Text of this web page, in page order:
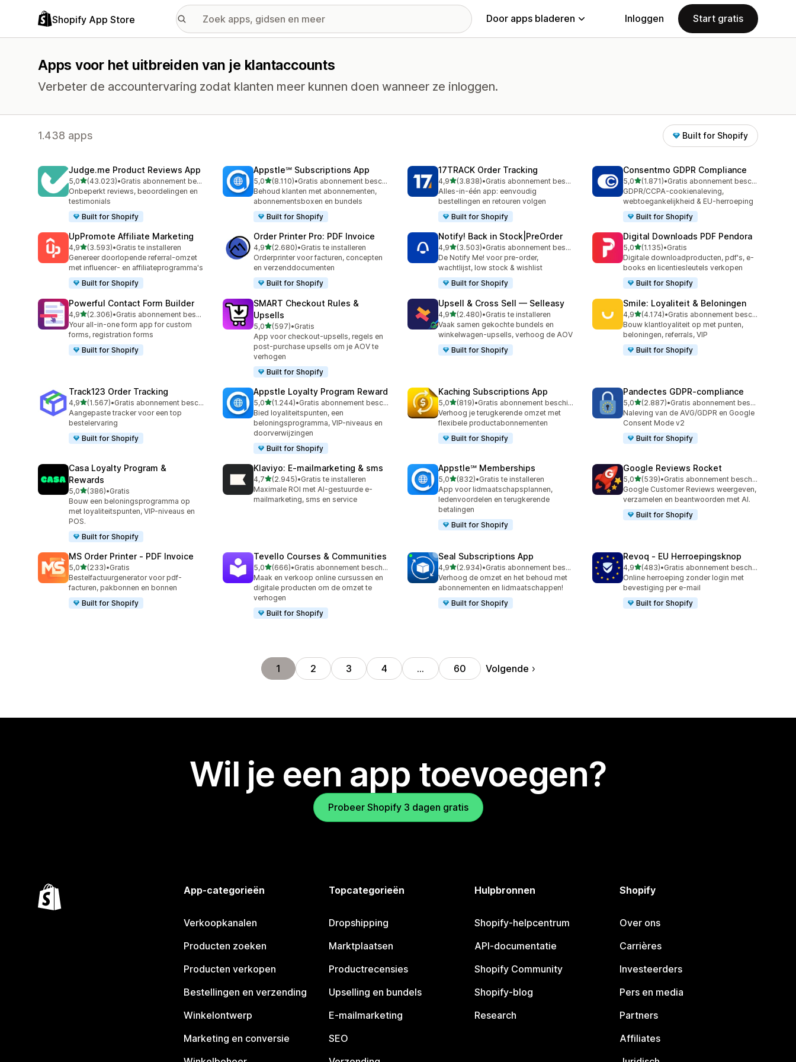
Shopify App Store Door apps bladeren Inloggen Start gratis
Apps voor het uitbreiden van je klantaccounts
Verbeter de accountervaring zodat klanten meer kunnen doen wanneer ze inloggen.
1.438 apps Built for Shopify
Judge.me Product Reviews App
5,0van 5 sterren
(43.023)
43023 recensies in totaal
•
Gratis abonnement beschikbaar
Onbeperkt reviews, beoordelingen en
testimonials
Built for Shopify
Appstle℠ Subscriptions App
5,0van 5 sterren
(8.110)
8110 recensies in totaal
•
Gratis abonnement beschikbaar
Behoud klanten met abonnementen,
abonnementsboxen en bundels
Built for Shopify
17TRACK Order Tracking
4,9van 5 sterren
(3.838)
3838 recensies in totaal
•
Gratis abonnement beschikbaar
Alles-in-één app: eenvoudig
bestellingen en retouren volgen
Built for Shopify
Consentmo GDPR Compliance
5,0van 5 sterren
(1.871)
1871 recensies in totaal
•
Gratis abonnement beschikbaar
GDPR/CCPA-cookienaleving,
webtoegankelijkheid & EU-herroeping
Built for Shopify
UpPromote Affiliate Marketing
4,9van 5 sterren
(3.593)
3593 recensies in totaal
•Gratis te installeren
Genereer doorlopende referral-omzet
met influencer- en affiliateprogramma's
Built for Shopify
Order Printer Pro: PDF Invoice
4,9van 5 sterren
(2.680)
2680 recensies in totaal
•Gratis te installeren
Orderprinter voor facturen, concepten
en verzenddocumenten
Built for Shopify
Notify! Back in Stock|PreOrder
4,9van 5 sterren
(3.503)
3503 recensies in totaal
•
Gratis abonnement beschikbaar
De Notify Me! voor pre-order,
wachtlijst, low stock & wishlist
Built for Shopify
Digital Downloads PDF Pendora
5,0van 5 sterren
(1.135)
1135 recensies in totaal
•Gratis
Digitale downloadproducten, pdf's, e-
books en licentiesleutels verkopen
Built for Shopify
Powerful Contact Form Builder
4,9van 5 sterren
(2.306)
2306 recensies in totaal
•
Gratis abonnement beschikbaar
Your all-in-one form app for custom
forms, registration forms
Built for Shopify
SMART Checkout Rules &
Upsells
5,0van 5 sterren
(597)
597 recensies in totaal
•Gratis
App voor checkout-upsells, regels en
post-purchase upsells om je AOV te
verhogen
Built for Shopify
Upsell & Cross Sell — Selleasy
4,9van 5 sterren
(2.480)
2480 recensies in totaal
•Gratis te installeren
Vaak samen gekochte bundels en
winkelwagen-upsells, verhoog de AOV
Built for Shopify
Smile: Loyaliteit & Beloningen
4,9van 5 sterren
(4.174)
4174 recensies in totaal
•
Gratis abonnement beschikbaar
Bouw klantloyaliteit op met punten,
beloningen, referrals, VIP
Built for Shopify
Track123 Order Tracking
4,9van 5 sterren
(1.567)
1567 recensies in totaal
•
Gratis abonnement beschikbaar
Aangepaste tracker voor een top
bestelervaring
Built for Shopify
Appstle Loyalty Program Reward
5,0van 5 sterren
(1.244)
1244 recensies in totaal
•
Gratis abonnement beschikbaar
Bied loyaliteitspunten, een
beloningsprogramma, VIP-niveaus en
doorverwijzingen
Built for Shopify
Kaching Subscriptions App
5,0van 5 sterren
(819)
819 recensies in totaal
•
Gratis abonnement beschikbaar
Verhoog je terugkerende omzet met
flexibele productabonnementen
Built for Shopify
Pandectes GDPR‑compliance
5,0van 5 sterren
(2.887)
2887 recensies in totaal
•
Gratis abonnement beschikbaar
Naleving van de AVG/GDPR en Google
Consent Mode v2
Built for Shopify
Casa Loyalty Program &
Rewards
5,0van 5 sterren
(386)
386 recensies in totaal
•Gratis
Bouw een beloningsprogramma op
met loyaliteitspunten, VIP-niveaus en
POS.
Built for Shopify
Klaviyo: E‑mailmarketing & sms
4,7van 5 sterren
(2.945)
2945 recensies in totaal
•Gratis te installeren
Maximale ROI met AI-gestuurde e-
mailmarketing, sms en service
Appstle℠ Memberships
5,0van 5 sterren
(832)
832 recensies in totaal
•Gratis te installeren
App voor lidmaatschapsplannen,
ledenvoordelen en terugkerende
betalingen
Built for Shopify
Google Reviews Rocket
5,0van 5 sterren
(539)
539 recensies in totaal
•
Gratis abonnement beschikbaar
Google Customer Reviews weergeven,
verzamelen en beantwoorden met AI.
Built for Shopify
MS Order Printer ‑ PDF Invoice
5,0van 5 sterren
(233)
233 recensies in totaal
•Gratis
Bestelfactuurgenerator voor pdf-
facturen, pakbonnen en bonnen
Built for Shopify
Tevello Courses & Communities
5,0van 5 sterren
(666)
666 recensies in totaal
•
Gratis abonnement beschikbaar
Maak en verkoop online cursussen en
digitale producten om de omzet te
verhogen
Built for Shopify
Seal Subscriptions App
4,9van 5 sterren
(2.934)
2934 recensies in totaal
•
Gratis abonnement beschikbaar
Verhoog de omzet en het behoud met
abonnementen en lidmaatschappen!
Built for Shopify
Revoq ‑ EU Herroepingsknop
4,9van 5 sterren
(483)
483 recensies in totaal
•
Gratis abonnement beschikbaar
Online herroeping zonder login met
bevestiging per e-mail
Built for Shopify
1 2 3 4 … 60 Volgende
Wil je een app toevoegen?
Probeer Shopify 3 dagen gratis
App-categorieën
Verkoopkanalen
Producten zoeken
Producten verkopen
Bestellingen en verzending
Winkelontwerp
Marketing en conversie
Topcategorieën
Dropshipping
Marktplaatsen
Productrecensies
Upselling en bundels
E-mailmarketing
SEO
Hulpbronnen
Shopify-helpcentrum
API-documentatie
Shopify Community
Shopify-blog
Research
Shopify
Over ons
Carrières
Investeerders
Pers en media
Partners
Affiliates